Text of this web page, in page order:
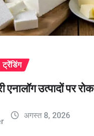
ट्रेंडिंग
एनालॉग उत्पादों पर रोक
अगस्त 8, 2026